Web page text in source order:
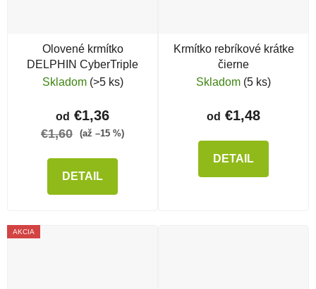
Olovené krmítko
DELPHIN CyberTriple
Skladom (>5 ks)
od €1,36
€1,60 (až –15 %)
DETAIL
Krmítko rebríkové krátke
čierne
Skladom (5 ks)
od €1,48
DETAIL
AKCIA